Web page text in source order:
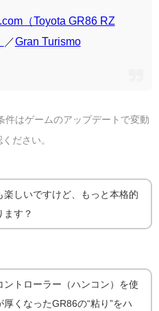
（Toyota GR86 RZ
／Gran Turismo
はゲームのアップデートで変動
ださい。
気持ちいい｜機材ガイド
楽しいですけど、もっと本格的
ます？
ントローラー（ハンコン）を使
くなったGR86の“粘り”をハ